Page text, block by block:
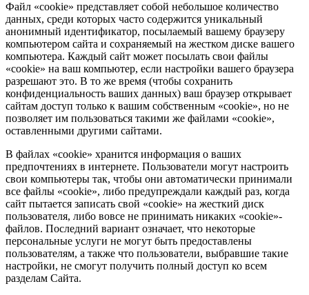
Файл «cookie» представляет собой небольшое количество
данных, среди которых часто содержится уникальный
анонимный идентификатор, посылаемый вашему браузеру
компьютером сайта и сохраняемый на жестком диске вашего
компьютера. Каждый сайт может посылать свои файлы
«cookie» на ваш компьютер, если настройки вашего браузера
разрешают это. В то же время (чтобы сохранить
конфиденциальность ваших данных) ваш браузер открывает
сайтам доступ только к вашим собственным «cookie», но не
позволяет им пользоваться такими же файлами «cookie»,
оставленными другими сайтами.
В файлах «cookie» хранится информация о ваших
предпочтениях в интернете. Пользователи могут настроить
свои компьютеры так, чтобы они автоматически принимали
все файлы «cookie», либо предупреждали каждый раз, когда
сайт пытается записать свой «cookie» на жесткий диск
пользователя, либо вовсе не принимать никаких «cookie»-
файлов. Последний вариант означает, что некоторые
персональные услуги не могут быть предоставлены
пользователям, а также что пользователи, выбравшие такие
настройки, не смогут получить полный доступ ко всем
разделам Сайта.